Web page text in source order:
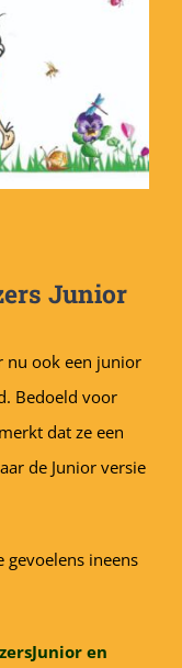
Junior
nu ook een junior
Bedoeld voor
dat ze een
de Junior versie
gevoelens ineens
en